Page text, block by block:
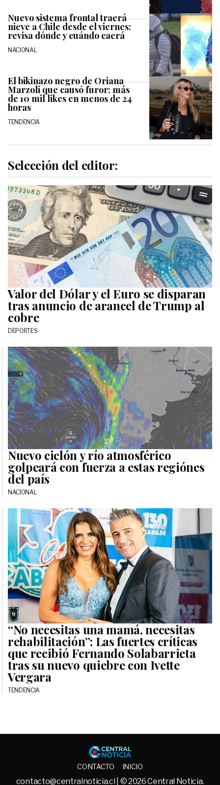
Nuevo sistema frontal traerá
nieve a Chile desde el viernes:
revisa dónde y cuándo caerá
NACIONAL
El bikinazo negro de Oriana
Marzoli que causó furor: más
de 10 mil likes en menos de 24
horas
TENDENCIA
Selección del editor:
Valor del Dólar y el Euro se disparan
tras anuncio de arancel de Trump al
cobre
DEPORTES
Nuevo ciclón y río atmosférico
golpeará con fuerza a estas regiónes
del país
NACIONAL
“No necesitas una mamá, necesitas
rehabilitación”: Las fuertes críticas
que recibió Fernando Solabarrieta
tras su nuevo quiebre con Ivette
Vergara
TENDENCIA
Central
CONTACTO INICIO
contacto@centralnoticia.cl | © 2026 Central Noticia.